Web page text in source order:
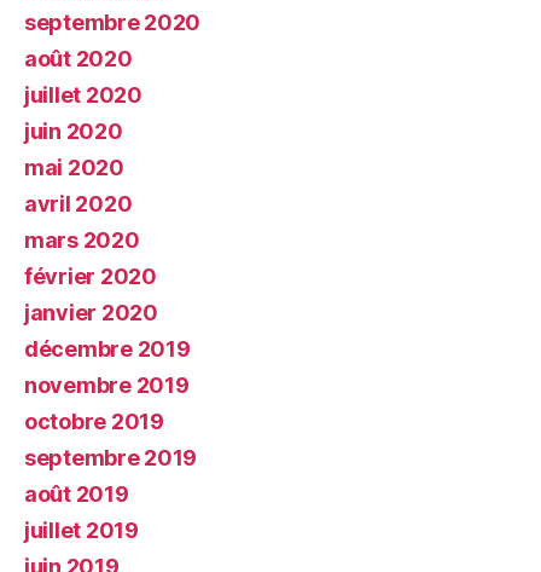
septembre 2020
août 2020
juillet 2020
juin 2020
mai 2020
avril 2020
mars 2020
février 2020
janvier 2020
décembre 2019
novembre 2019
octobre 2019
septembre 2019
août 2019
juillet 2019
juin 2019